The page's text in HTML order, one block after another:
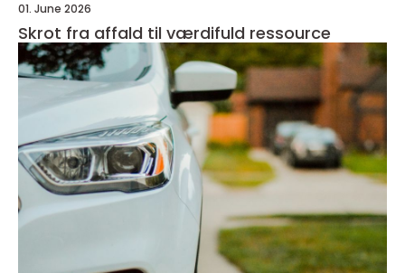
01. June 2026
Skrot fra affald til værdifuld ressource